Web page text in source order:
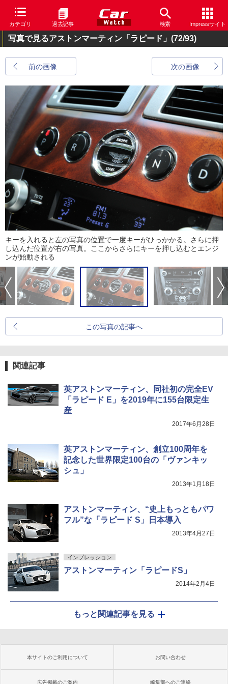
カテゴリ 過去記事 検索 Impressサイト
写真で見るアストンマーティン「ラピード」 (72/93)
前の画像 次の画像
キーを入れると左の写真の位置で一度キーがひっかかる。さらに押
し込んだ位置が右の写真。ここからさらにキーを押し込むとエンジ
ンが始動される
この写真の記事へ
関連記事
英アストンマーティン、同社初の完全EV
「ラピード E」を2019年に155台限定生
産
2017年6月28日
英アストンマーティン、創立100周年を
記念した世界限定100台の「ヴァンキッ
シュ」
2013年1月18日
アストンマーティン、“史上もっともパワ
フル”な「ラピード S」日本導入
2013年4月27日
インプレッション
アストンマーティン「ラピードS」
2014年2月4日
もっと関連記事を見る
本サイトのご利用について お問い合わせ
広告掲載のご案内 編集部へのご連絡